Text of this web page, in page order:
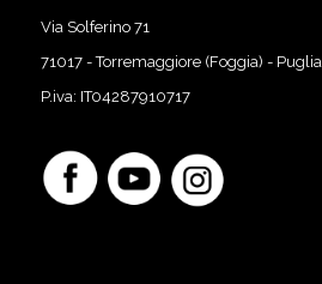
Via Solferino 71
71017-Torremaggiore (Foggia) - Puglia
P.iva: IT04287910717